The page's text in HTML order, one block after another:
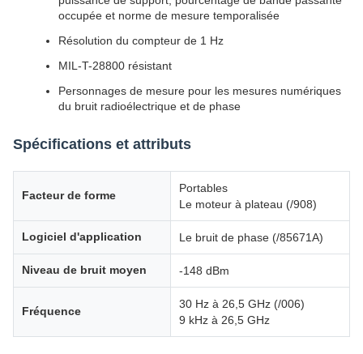
occupée et norme de mesure temporalisée
Résolution du compteur de 1 Hz
MIL-T-28800 résistant
Personnages de mesure pour les mesures numériques
du bruit radioélectrique et de phase
Spécifications et attributs
Facteur de forme
Portables
Le moteur à plateau (/908)
Logiciel d'application Le bruit de phase (/85671A)
Niveau de bruit moyen -148 dBm
Fréquence
30 Hz à 26,5 GHz (/006)
9 kHz à 26,5 GHz